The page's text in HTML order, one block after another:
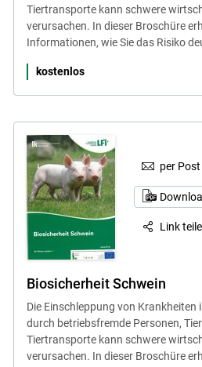
Tiertransporte kann schwere
verursachen. In dieser Broschüre
Informationen, wie Sie das Risiko
kostenlos
per
Link
Biosicherheit Schwein
Die Einschleppung von Krankheiten
durch betriebsfremde Personen,
Tiertransporte kann schwere
verursachen. In dieser Broschüre